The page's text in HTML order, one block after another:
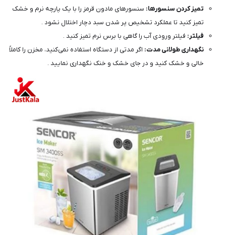
تمیز کردن سنسورها: سنسورهای مادون قرمز را با یک پارچه نرم و خشک
تمیز کنید تا عملکرد تشخیص پر شدن سبد دچار اختلال نشود .
فیلتر: فیلتر ورودی آب را گاهی با برس نرم تمیز کنید .
نگهداری طولانی مدت: اگر مدتی از دستگاه استفاده نمی‌کنید، مخزن را کاملاً
خالی و خشک کنید و در جای خشک و خنک نگهداری نمایید .